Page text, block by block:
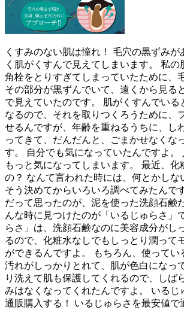
くすみのない肌は憧れ！ 毛穴の黒ずみが
く肌がくすんで見えてしまいます。 私の
角栓をとりすぎてしまっていたために、
その部分が黒ずんでいて、遠くから見る
で見えていたのです。 肌がくすんでいる
なるので、それを取りつくろうために、
せるんですが、年齢を重ねるうちに、し
ってきて、だんだんと、ごまかせなくな
す。 自分でも気になっていたんですよ。
もっと気になってしまいます。 最近、化
の？ なんて言われた時には、何とかしな
そう決めてからいろいろ調べてみたんで
だって思ったのが、泥を使った洗顔石鹸
んな時に見つけたのが「いるじゅらさ」
らさ」は、洗顔石鹸なのに美容成分がし
るので、化粧水なしでもしっとり潤って
ができるんですよ。 もちろん、使ってい
汚れがしっかりとれて、肌が色白になっ
り洗えて肌も保護してくれるので、しば
みはなくなってくれたんですよ。 いるじ
通販購入する！ いるじゅらさを最安値で